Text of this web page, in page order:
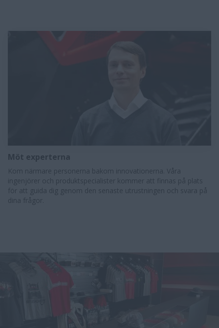
Möt experterna
Kom närmare personerna bakom innovationerna. Våra
ingenjörer och produktspecialister kommer att finnas på plats
för att guida dig genom den senaste utrustningen och svara på
dina frågor.